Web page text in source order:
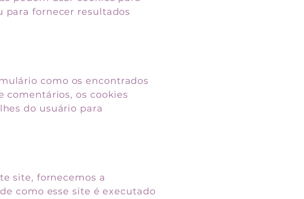
para fornecer resultados
como os encontrados
comentários, os cookies
do usuário para
site, fornecemos a
como esse site é executado